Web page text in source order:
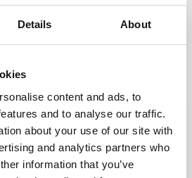
Details About
content and ads, to
and to analyse our traffic.
about your use of our site with
and analytics partners who
information that you’ve
Tieling.
Personalmarketing
der „Wirtschaftszeitung für
Sprecherzieherin und
Gastbeitrag zu Wort. Darin
dass die wichtigste Visitenkarte
der Regel nicht auf Papier
sie sich im Erscheinungsbild